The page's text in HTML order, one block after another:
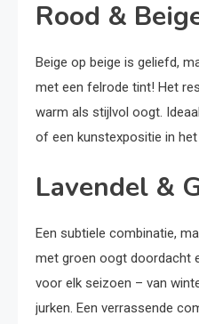
Rood &
Beige op beige is geliefd,
met een felrode tint! Het
warm als stijlvol oogt.
of een kunstexpositie in
Lavendel &
Een subtiele combinatie,
met groen oogt doordacht
voor elk seizoen – van
jurken. Een verrassende